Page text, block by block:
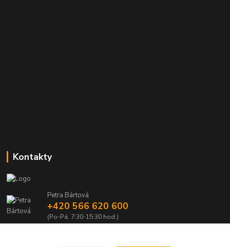
Kontakty
Petra Bártová
+420 566 620 600
(Po-Pá, 7:30-15:30 hod.)